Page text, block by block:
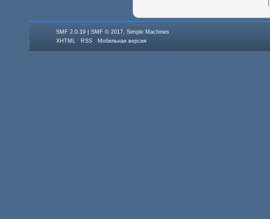
SMF 2.0.19 |SMF © 2017,Simple Machines
XHTML
RSS Мобильная версия